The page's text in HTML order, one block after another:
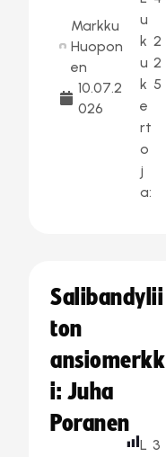
Markku
Huopon
en
10.07.2
026
u
k
u
k
e
rt
o
j
a:
2
2
5
Salibandylii
ton
ansiomerkk
i: Juha
Poranen
L 3